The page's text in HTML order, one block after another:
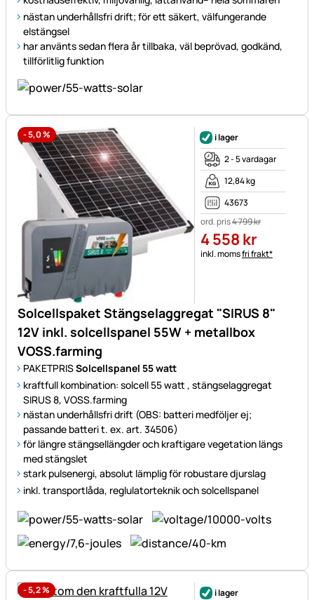
nästan underhållsfri drift; för ett säkert, välfungerande
elstängsel
har använts sedan flera år tillbaka, väl beprövad, godkänd,
tillförlitlig funktion
-5,0%
Solcellspaket Stängselaggregat "SIRUS 8"
12V inkl. solcellspanel 55W + metallbox
VOSS.farming
PAKETPRISSolcellspanel 55 watt
kraftfull kombination: solcell 55 watt , stängselaggregat
SIRUS 8, VOSS.farming
nästan underhållsfri drift (OBS: batteri medföljer ej;
passande batteri t. ex. art. 34506)
för längre stängsellängder och kraftigare vegetation längs
med stängslet
stark pulsenergi, absolut lämplig för robustare djurslag
inkl. transportlåda, reglulatorteknik och solcellspanel
i lager
2 - 5 vardagar
12,84 kg
43673
ord. pris4 799kr
4 558kr
Skatteinformation:
inkl. momsfri frakt*
-5,2%
i lager